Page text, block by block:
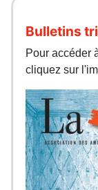
Bulletins
Pour accéder
cliquez sur